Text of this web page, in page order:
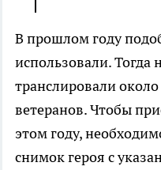
В прошлом году
использовали. Тогда
транслировали
ветеранов. Чтобы
этом году,
снимок героя с